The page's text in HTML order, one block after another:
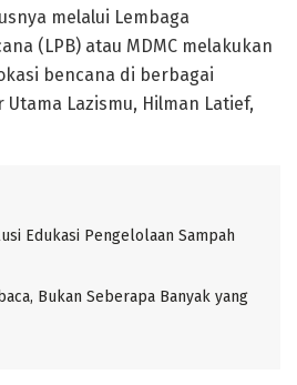
melalui Lembaga
(LPB) atau MDMC melakukan
bencana di berbagai
Lazismu, Hilman Latief,
Edukasi Pengelolaan Sampah
Bukan Seberapa Banyak yang